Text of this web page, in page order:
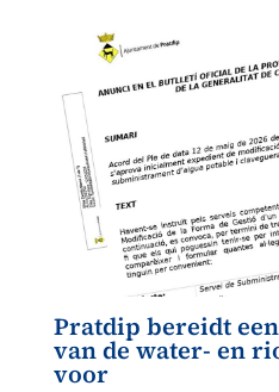
Pratdip bereidt
van de water- en
voor